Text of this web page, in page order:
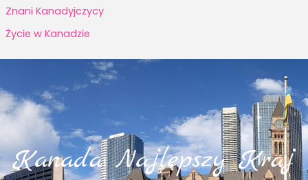
Znani Kanadyjczycy
Życie w Kanadzie